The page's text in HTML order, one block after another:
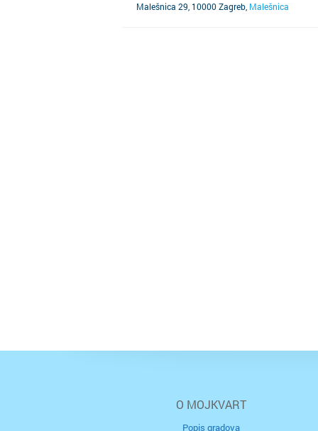
Malešnica 29, 10000 Zagreb Malešnica
O MOJKVART
Popis gradova